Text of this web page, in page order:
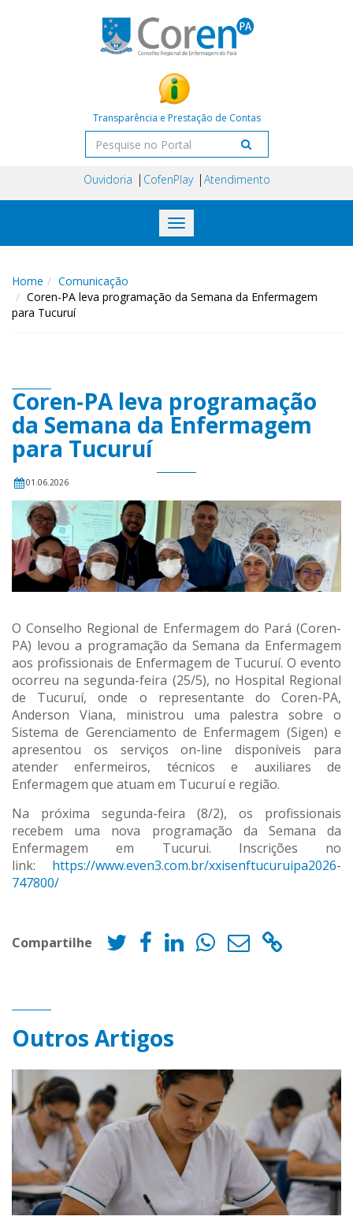
Transparência e Prestação de Contas
Ouvidoria CofenPlay Atendimento
Toggle
navigation
Home
Comunicação
Coren-PA leva programação da Semana da Enfermagem
para Tucuruí
Coren-PA leva programação
da Semana da Enfermagem
para Tucuruí
01.06.2026
O Conselho Regional de Enfermagem do Pará (Coren-
PA) levou a programação da Semana da Enfermagem
aos profissionais de Enfermagem de Tucuruí. O evento
ocorreu na segunda-feira (25/5), no Hospital Regional
de Tucuruí, onde o representante do Coren-PA,
Anderson Viana, ministrou uma palestra sobre o
Sistema de Gerenciamento de Enfermagem (Sigen) e
apresentou os serviços on-line disponíveis para
atender enfermeiros, técnicos e auxiliares de
Enfermagem que atuam em Tucuruí e região.
Na próxima segunda-feira (8/2), os profissionais
recebem uma nova programação da Semana da
Enfermagem em Tucurui. Inscrições no
link: https://www.even3.com.br/xxisenftucuruipa2026-
747800/
Compartilhe
Outros Artigos